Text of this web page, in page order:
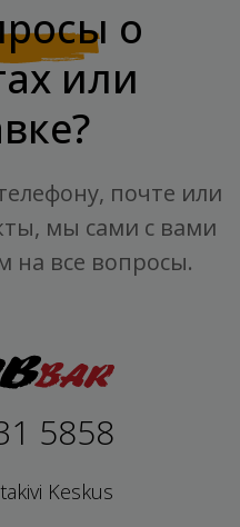
о
или
почте или
мы сами с вами
на все вопросы.
5858
Keskus